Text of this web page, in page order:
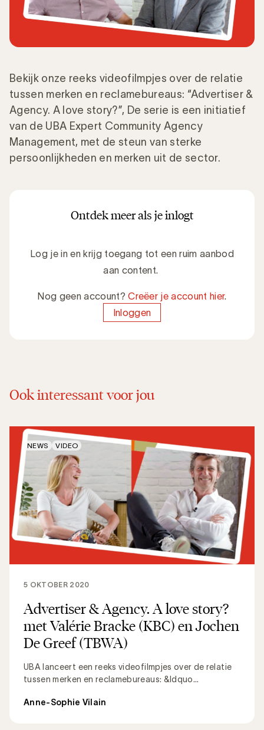
Bekijk onze reeks videofilmpjes over de relatie
tussen merken en reclamebureaus: “Advertiser &
Agency. A love story?”, De serie is een initiatief
van de UBA Expert Community Agency
Management, met de steun van sterke
persoonlijkheden en merken uit de sector.
Ontdek meer als je inlogt
Log je in en krijg toegang tot een ruim aanbod
aan content.
Nog geen account?Creëer je account hier.
Inloggen
Ook interessant voor jou
Advertiser & Agency. A love story?
met Valérie Bracke (KBC) en Jochen
De Greef (TBWA)
UBA lanceert een reeks videofilmpjes over de relatie
tussen merken en reclamebureaus: &ldquo...
5 OKTOBER 2020
Anne-Sophie Vilain
NEWS VIDEO